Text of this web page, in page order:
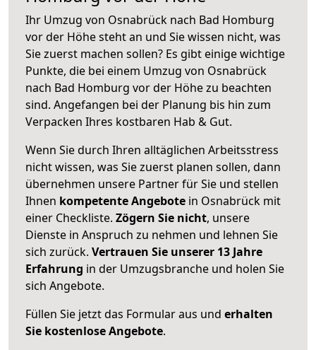
Ihr Umzug von Osnabrück nach Bad Homburg
vor der Höhe steht an und Sie wissen nicht, was
Sie zuerst machen sollen? Es gibt einige wichtige
Punkte, die bei einem Umzug von Osnabrück
nach Bad Homburg vor der Höhe zu beachten
sind. Angefangen bei der Planung bis hin zum
Verpacken Ihres kostbaren Hab & Gut.
Wenn Sie durch Ihren alltäglichen Arbeitsstress
nicht wissen, was Sie zuerst planen sollen, dann
übernehmen unsere Partner für Sie und stellen
Ihnen kompetente Angebote in Osnabrück mit
einer Checkliste. Zögern Sie nicht, unsere
Dienste in Anspruch zu nehmen und lehnen Sie
sich zurück. Vertrauen Sie unserer 13 Jahre
Erfahrung in der Umzugsbranche und holen Sie
sich Angebote.
Füllen Sie jetzt das Formular aus und erhalten
Sie kostenlose Angebote.